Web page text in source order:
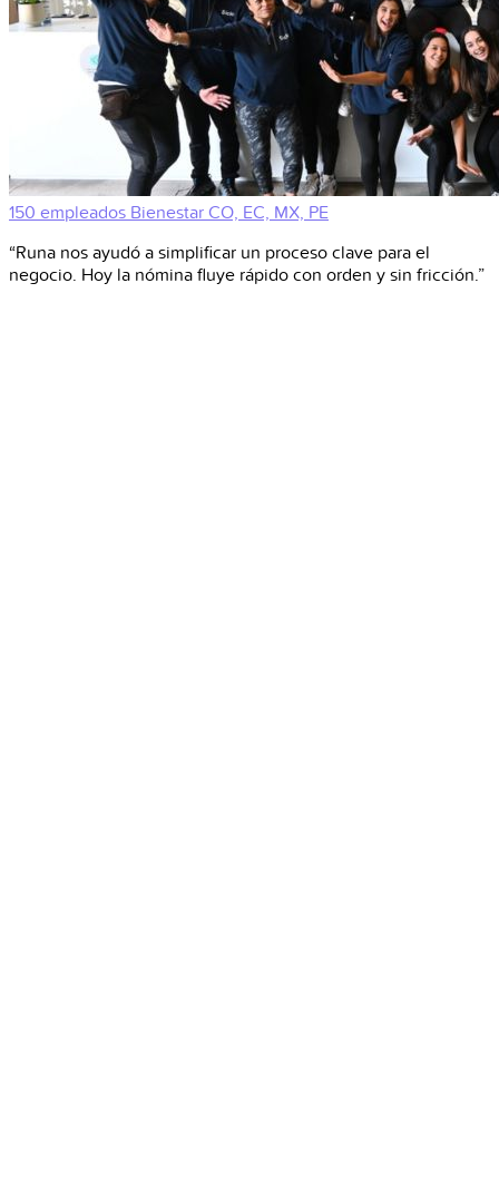
150 empleados Bienestar CO, EC, MX, PE
“Runa nos ayudó a simplificar un proceso clave para el
negocio. Hoy la nómina fluye rápido con orden y sin fricción.”